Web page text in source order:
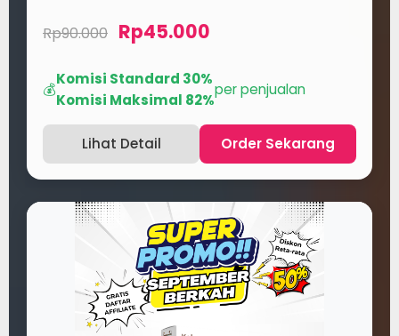
Rp90.000 Rp45.000
💰
Komisi Standard 30%
Komisi Maksimal 82%
per penjualan
Lihat Detail Order Sekarang